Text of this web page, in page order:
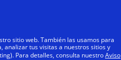
sitio web. También las usamos para
tus visitas a nuestros sitios y
Para detalles, consulta nuestroAviso